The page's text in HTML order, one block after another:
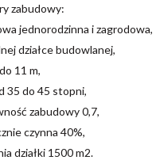
zabudowy:
jednorodzinna i zagrodowa,
działce budowlanej,
11 m,
35 do 45 stopni,
zabudowy 0,7,
czynna 40%,
działki 1500 m2.